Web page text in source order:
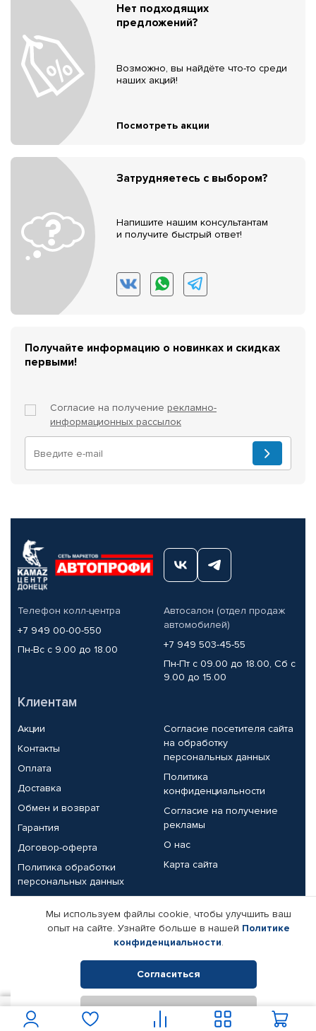
Нет подходящих
предложений?
Возможно, вы найдёте что-то среди
наших акций!
Посмотреть акции
Затрудняетесь с выбором?
Напишите нашим консультантам
и получите быстрый ответ!
Получайте информацию о новинках и скидках
первыми!
Согласие на получение рекламно-
информационных рассылок
Телефон колл-центра
+7 949 00-00-550
Пн-Вс с 9.00 до 18.00
Автосалон (отдел продаж
автомобилей)
+7 949 503-45-55
Пн-Пт с 09.00 до 18.00, Сб с
9.00 до 15.00
Клиентам
Акции
Контакты
Оплата
Доставка
Обмен и возврат
Гарантия
Договор-оферта
Политика обработки
персональных данных
Согласие посетителя сайта
на обработку
персональных данных
Политика
конфиденциальности
Согласие на получение
рекламы
О нас
Карта сайта
Партнерам
Корпоративным клиентам
Поставщикам
Реквизиты компании
© КАМАЗ ЦЕНТР ДОНЕЦК, 2015-2026. Все права защищены.
Интернет-магазин автомобильных товаров Автопрофи.
Мы используем файлы cookie, чтобы улучшить ваш
опыт на сайте. Узнайте больше в нашей Политике
конфиденциальности.
Согласиться
Отклонить
В корзину